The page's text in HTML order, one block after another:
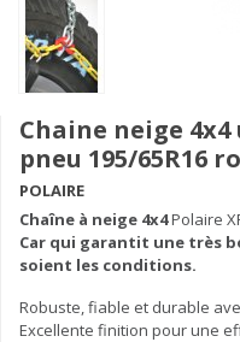
Chaine neige
pneu 195/65R16
POLAIRE
Chaîne à neige 4x4Polaire
Car qui garantit une très
soient les conditions.
Robuste, fiable et durable
Excellente finition pour une